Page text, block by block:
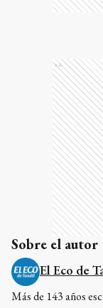
Ads
Sobre el autor
El Eco de
Más de 143 años